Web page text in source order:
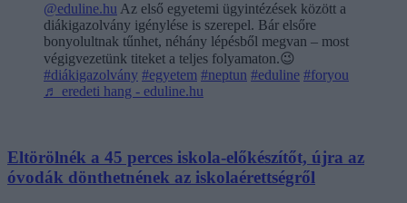
@eduline.hu Az első egyetemi ügyintézések között a
diákigazolvány igénylése is szerepel. Bár elsőre
bonyolultnak tűnhet, néhány lépésből megvan – most
végigvezetünk titeket a teljes folyamaton.😉
#diákigazolvány #egyetem #neptun #eduline #foryou
♬ eredeti hang - eduline.hu
Eltörölnék a 45 perces iskola-előkészítőt, újra az
óvodák dönthetnének az iskolaérettségről